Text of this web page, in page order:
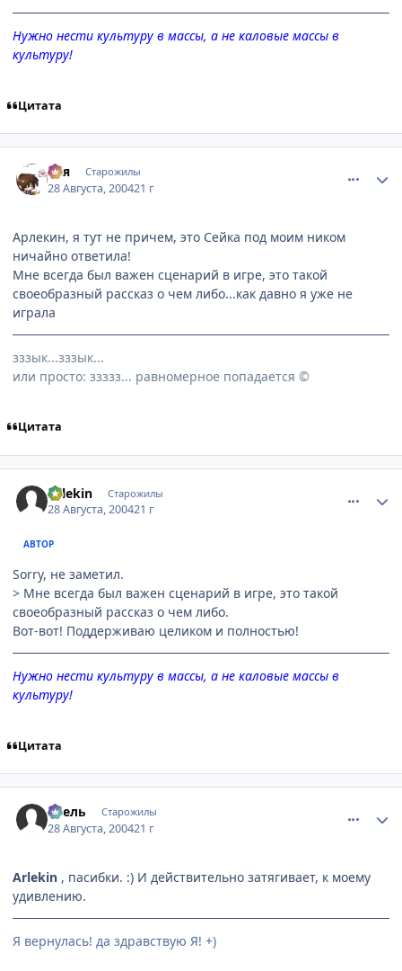
Нужно нести культуру в массы, а не каловые массы в
культуру!
Цитата
Ася Старожилы
28 Августа, 200421 г
Арлекин, я тут не причем, это Сейка под моим ником
ничайно ответила!
Мне всегда был важен сценарий в игре, это такой
своеобразный рассказ о чем либо...как давно я уже не
играла
зззык...зззык...
или просто: ззззз... равномерное попадается ©
Цитата
Arlekin Старожилы
28 Августа, 200421 г
АВТОР
Sorry, не заметил.
> Мне всегда был важен сценарий в игре, это такой
своеобразный рассказ о чем либо.
Вот-вот! Поддерживаю целиком и полностью!
Нужно нести культуру в массы, а не каловые массы в
культуру!
Цитата
Асель Старожилы
28 Августа, 200421 г
Arlekin , пасибки. :) И действительно затягивает, к моему
удивлению.
Я вернулась! да здравствую Я! +)